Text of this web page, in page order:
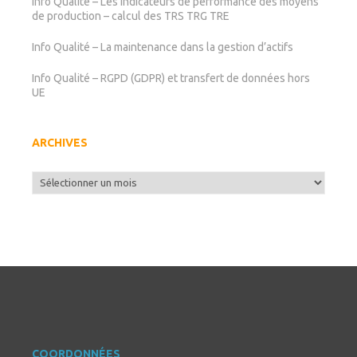
de production – calcul des TRS TRG TRE
Info Qualité – La maintenance dans la gestion d’actifs
Info Qualité – RGPD (GDPR) et transfert de données hors
UE
ARCHIVES
Archives
COORDONNÉES